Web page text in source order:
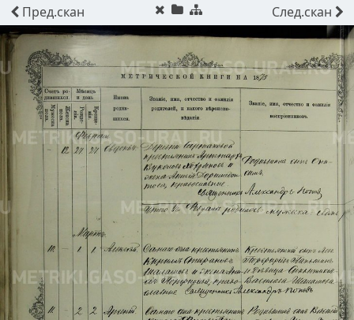
Пред.скан След.скан